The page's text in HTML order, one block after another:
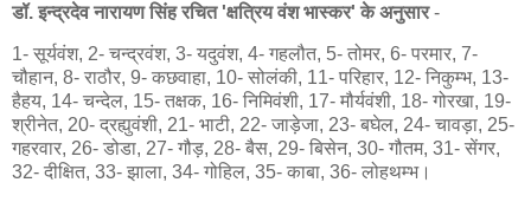
डॉ. इन्द्रदेव नारायण सिंह रचित 'क्षत्रिय वंश भास्कर' के अनुसार-
1- सूर्यवंश, 2- चन्द्रवंश, 3- यदुवंश, 4- गहलौत, 5- तोमर, 6- परमार, 7-
चौहान, 8- राठौर, 9- कछवाहा, 10- सोलंकी, 11- परिहार, 12- निकुम्भ, 13-
हैहय, 14- चन्देल, 15- तक्षक, 16- निमिवंशी, 17- मौर्यवंशी, 18- गोरखा, 19-
श्रीनेत, 20- द्रह्युवंशी, 21- भाटी, 22- जाड़ेजा, 23- बघेल, 24- चावड़ा, 25-
गहरवार, 26- डोडा, 27- गौड़, 28- बैस, 29- बिसेन, 30- गौतम, 31- सेंगर,
32- दीक्षित, 33- झाला, 34- गोहिल, 35- काबा, 36- लोहथम्भ।